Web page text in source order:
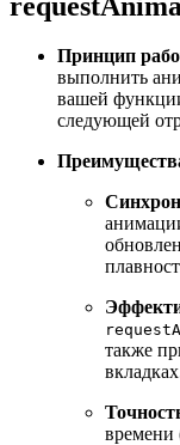
Принцип
выполнить
вашей
следующей
также
времени